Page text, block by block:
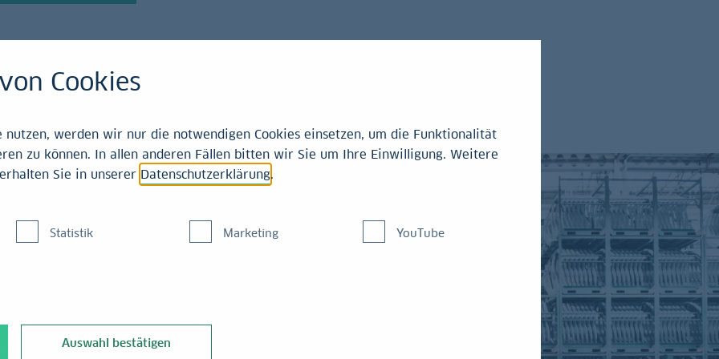
ist im September
Cookies
nutzen, werden wir nur die notwendigen Cookies einsetzen, um die Funktionalität
zu können. In allen anderen Fällen bitten wir Sie um Ihre Einwilligung. Weitere
Sie in unserer Datenschutzerklärung.
Statistik Marketing YouTube
Auswahl bestätigen